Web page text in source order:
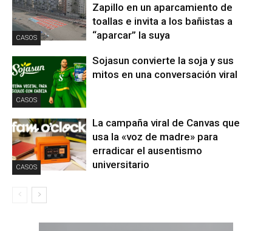
CASOS
Zapillo en un aparcamiento de
toallas e invita a los bañistas a
“aparcar” la suya
CASOS
Sojasun convierte la soja y sus
mitos en una conversación viral
CASOS
La campaña viral de Canvas que
usa la «voz de madre» para
erradicar el ausentismo
universitario